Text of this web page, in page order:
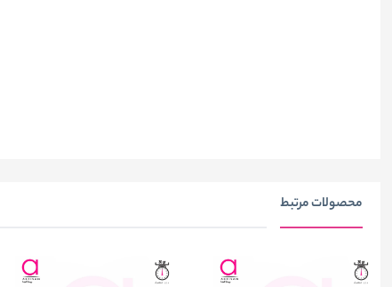
محصولات مرتبط